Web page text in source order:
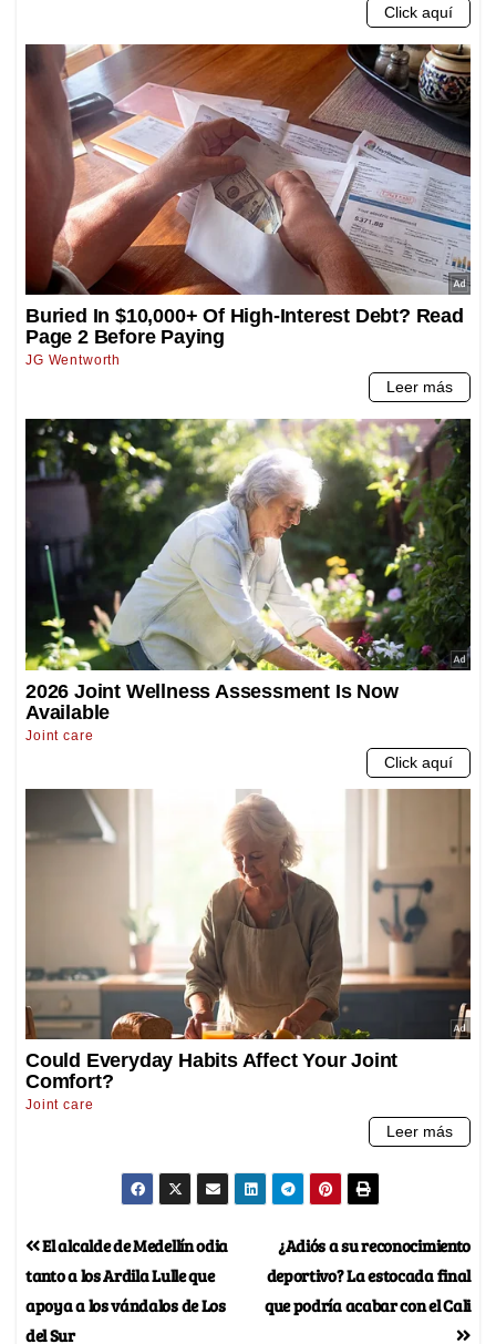
¿Adiós a su reconocimiento
deportivo? La estocada final
que podría acabar con el Cali
El alcalde de Medellín odia
tanto a los Ardila Lulle que
apoya a los vándalos de Los
del Sur